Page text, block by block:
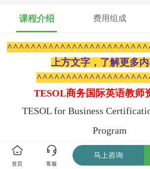
课程介绍 费用组成
^^^^^^^^^^^^^^^^^^^^^^^^^
上方文字，了解更多内
TESOL商务国际英语教师
TESOL for Business
Program
首页 客服
马上咨询